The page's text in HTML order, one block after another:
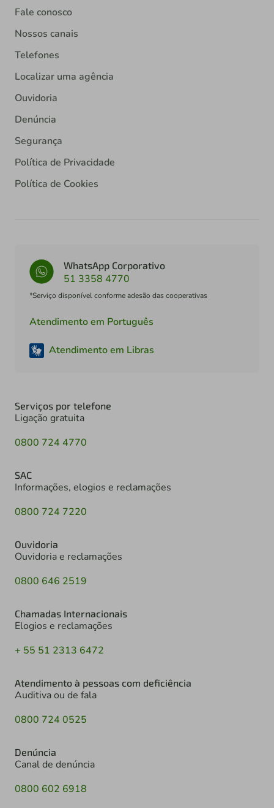
Fale conosco
Nossos canais
Telefones
Localizar uma agência
Ouvidoria
Denúncia
Segurança
Política de Privacidade
Política de Cookies
WhatsApp Corporativo
51 3358 4770
*Serviço disponível conforme adesão das cooperativas
Atendimento em Português
Atendimento em Libras
Serviços por telefone
Ligação gratuita
0800 724 4770
SAC
Informações, elogios e reclamações
0800 724 7220
Ouvidoria
Ouvidoria e reclamações
0800 646 2519
Chamadas Internacionais
Elogios e reclamações
+ 55 51 2313 6472
Atendimento à pessoas com deficiência
Auditiva ou de fala
0800 724 0525
Denúncia
Canal de denúncia
0800 602 6918